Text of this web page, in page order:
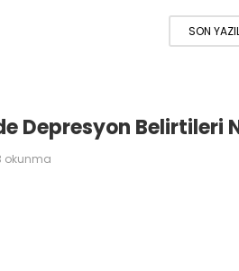
Depresyon Belirtileri
okunma